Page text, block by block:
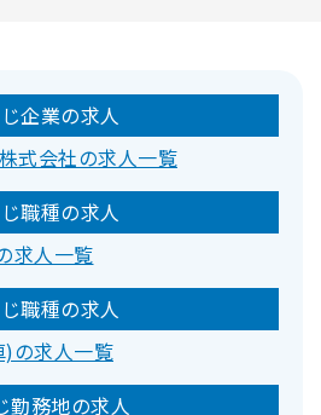
企業の求人
式会社の求人一覧
職種の求人
求人一覧
職種の求人
の求人一覧
勤務地の求人